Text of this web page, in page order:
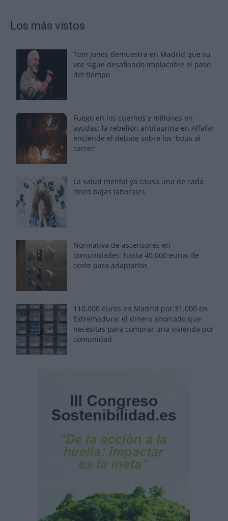
Los más vistos
Tom Jones demuestra en Madrid que su
voz sigue desafiando implacable el paso
del tiempo
Fuego en los cuernos y millones en
ayudas: la rebelión antitaurina en Alfafar
enciende el debate sobre los 'bous al
carrer'
La salud mental ya causa una de cada
cinco bajas laborales
Normativa de ascensores en
comunidades: hasta 40.000 euros de
coste para adaptarlos
110.000 euros en Madrid por 31.000 en
Extremadura: el dinero ahorrado que
necesitas para comprar una vivienda por
comunidad